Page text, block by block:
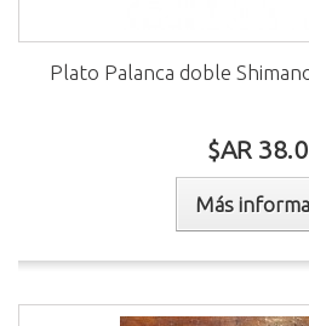
Plato Palanca doble
$AR
Más